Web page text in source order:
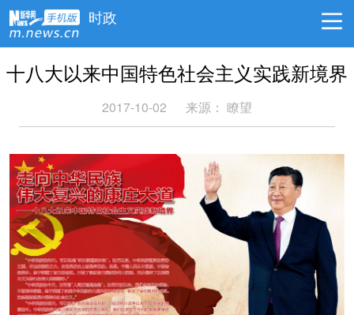
时政
十八大以来中国特色社会主义实践新境界
2017-10-02 来源： 瞭望